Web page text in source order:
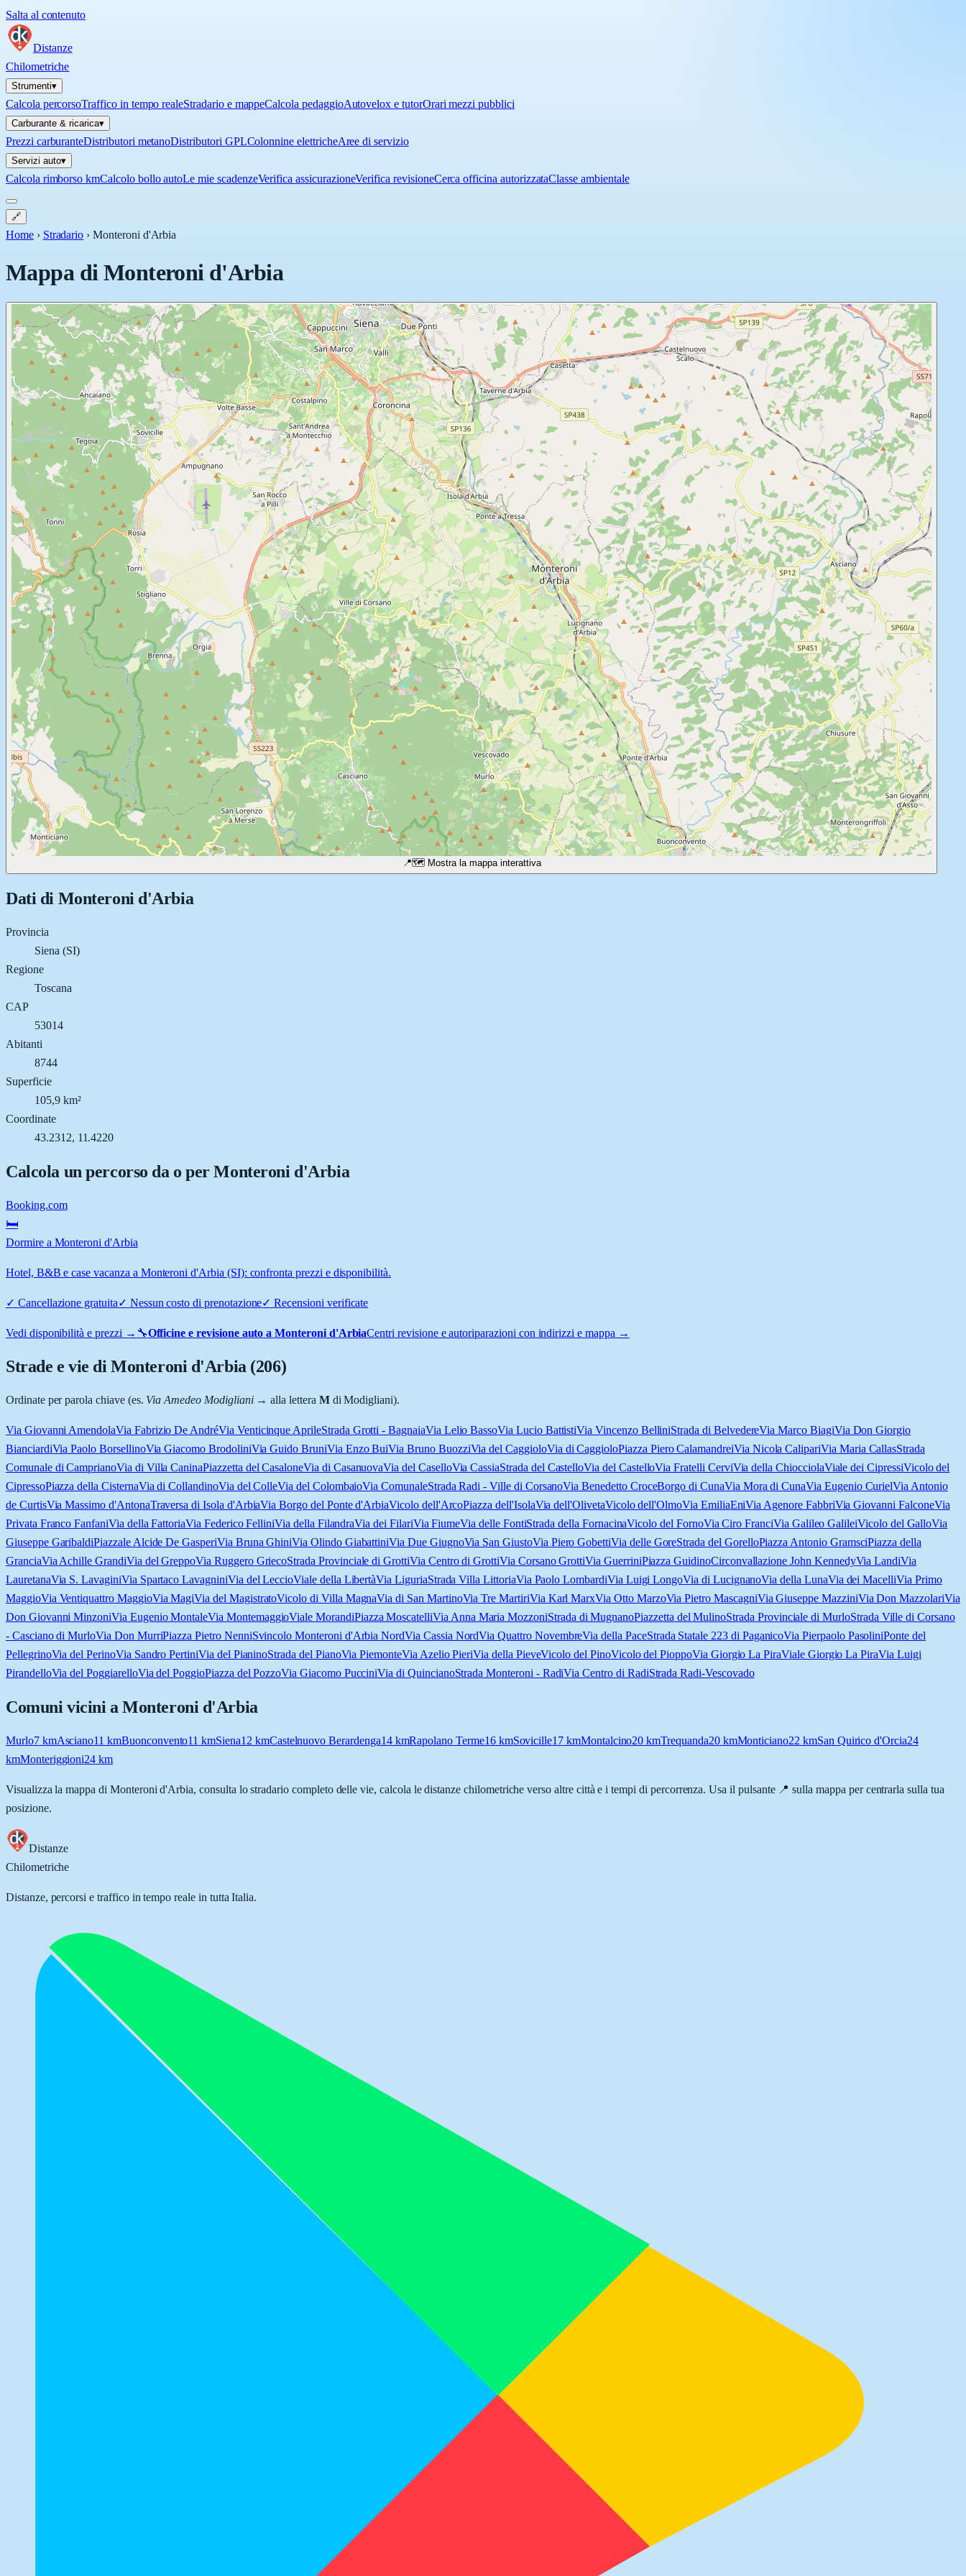
Salta al contenuto
Distanze
Chilometriche
Strumenti▾
Calcola percorsoTraffico in tempo realeStradario e mappeCalcola pedaggioAutovelox e tutorOrari mezzi pubblici
Carburante & ricarica▾
Prezzi carburanteDistributori metanoDistributori GPLColonnine elettricheAree di servizio
Servizi auto▾
Calcola rimborso kmCalcolo bollo autoLe mie scadenzeVerifica assicurazioneVerifica revisioneCerca officina autorizzataClasse ambientale
🔗
Home › Stradario ›Monteroni d'Arbia
Mappa diMonteroni d'Arbia
📍🗺️ Mostra la mappa interattiva
Dati di Monteroni d'Arbia
Provincia
Siena (SI)
Regione
Toscana
CAP
53014
Abitanti
8744
Superficie
105,9 km²
Coordinate
43.2312, 11.4220
Calcola un percorso da o perMonteroni d'Arbia
Booking.com
🛏️
Dormire a Monteroni d'Arbia
Hotel, B&B e case vacanza a Monteroni d'Arbia (SI): confronta prezzi e disponibilità.
✓ Cancellazione gratuita✓ Nessun costo di prenotazione✓Recensioni verificate
Vedi disponibilità e prezzi → 🔧Officine e revisione auto aMonteroni d'ArbiaCentri revisione e autoriparazioni con indirizzi e mappa →
Strade e vie diMonteroni d'Arbia (206)
Ordinate per parola chiave (es. Via Amedeo Modigliani→ alla lettera Mdi Modigliani).
Via Giovanni AmendolaVia Fabrizio De AndréVia Venticinque AprileStrada Grotti - BagnaiaVia Lelio BassoVia Lucio BattistiVia Vincenzo BelliniStrada di BelvedereVia Marco BiagiVia Don Giorgio
BianciardiVia Paolo BorsellinoVia Giacomo BrodoliniVia Guido BruniVia Enzo BuiVia Bruno BuozziVia del CaggioloVia di CaggioloPiazza Piero CalamandreiVia Nicola CalipariVia Maria CallasStrada
Comunale di CamprianoVia di Villa CaninaPiazzetta del CasaloneVia di CasanuovaVia del CaselloVia CassiaStrada del CastelloVia del CastelloVia Fratelli CerviVia della ChiocciolaViale dei CipressiVicolo del
CipressoPiazza della CisternaVia di CollandinoVia del ColleVia del ColombaioVia ComunaleStrada Radi - Ville di CorsanoVia Benedetto CroceBorgo di CunaVia Mora di CunaVia Eugenio CurielVia Antonio
de CurtisVia Massimo d'AntonaTraversa di Isola d'ArbiaVia Borgo del Ponte d'ArbiaVicolo dell'ArcoPiazza dell'IsolaVia dell'OlivetaVicolo dell'OlmoVia EmiliaEniVia Agenore FabbriVia Giovanni FalconeVia
Privata Franco FanfaniVia della FattoriaVia Federico FelliniVia della FilandraVia dei FilariVia FiumeVia delle FontiStrada della FornacinaVicolo del FornoVia Ciro FranciVia Galileo GalileiVicolo del GalloVia
Giuseppe GaribaldiPiazzale Alcide De GasperiVia Bruna GhiniVia Olindo GiabattiniVia Due GiugnoVia San GiustoVia Piero GobettiVia delle GoreStrada del GorelloPiazza Antonio GramsciPiazza della
GranciaVia Achille GrandiVia del GreppoVia Ruggero GriecoStrada Provinciale di GrottiVia Centro di GrottiVia Corsano GrottiVia GuerriniPiazza GuidinoCirconvallazione John KennedyVia LandiVia
LauretanaVia S. LavaginiVia Spartaco LavagniniVia del LeccioViale della LibertàVia LiguriaStrada Villa LittoriaVia Paolo LombardiVia Luigi LongoVia di LucignanoVia della LunaVia dei MacelliVia Primo
MaggioVia Ventiquattro MaggioVia MagiVia del MagistratoVicolo di Villa MagnaVia di San MartinoVia Tre MartiriVia Karl MarxVia Otto MarzoVia Pietro MascagniVia Giuseppe MazziniVia Don MazzolariVia
Don Giovanni MinzoniVia Eugenio MontaleVia MontemaggioViale MorandiPiazza MoscatelliVia Anna Maria MozzoniStrada di MugnanoPiazzetta del MulinoStrada Provinciale di MurloStrada Ville di Corsano
- Casciano di MurloVia Don MurriPiazza Pietro NenniSvincolo Monteroni d'Arbia NordVia Cassia NordVia Quattro NovembreVia della PaceStrada Statale 223 di PaganicoVia Pierpaolo PasoliniPonte del
PellegrinoVia del PerinoVia Sandro PertiniVia del PianinoStrada del PianoVia PiemonteVia Azelio PieriVia della PieveVicolo del PinoVicolo del PioppoVia Giorgio La PiraViale Giorgio La PiraVia Luigi
PirandelloVia del PoggiarelloVia del PoggioPiazza del PozzoVia Giacomo PucciniVia di QuincianoStrada Monteroni - RadiVia Centro di RadiStrada Radi-Vescovado
Comuni vicini aMonteroni d'Arbia
Murlo7kmAsciano11 kmBuonconvento11 kmSiena12 kmCastelnuovo Berardenga14kmRapolano Terme16kmSovicille17 kmMontalcino20 kmTrequanda20kmMonticiano22 kmSan Quirico d'Orcia24
kmMonteriggioni24 km
Visualizza la mappa di Monteroni d'Arbia, consulta lo stradario completo delle vie, calcola le distanze chilometriche verso altre città e i tempi di percorrenza. Usa il pulsante 📍 sulla mappa per centrarla sulla tua
posizione.
Distanze
Chilometriche
Distanze, percorsi e traffico in tempo reale in tutta Italia.